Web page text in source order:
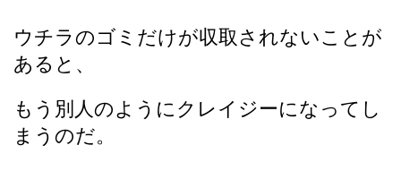
ウチラのゴミだけが収取されないことが
あると、
もう別人のようにクレイジーになってし
まうのだ。